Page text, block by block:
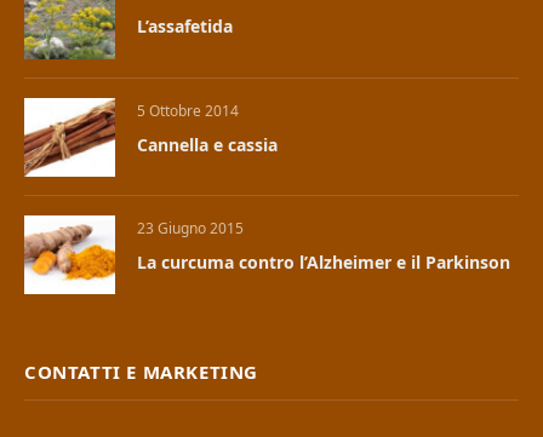
L’assafetida
5 Ottobre 2014
Cannella e cassia
23 Giugno 2015
La curcuma contro l’Alzheimer e il Parkinson
CONTATTI E MARKETING